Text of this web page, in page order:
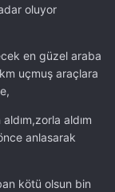
oluyor
en güzel araba
uçmuş araçlara
aldım
anlasarak
kötü olsun bin